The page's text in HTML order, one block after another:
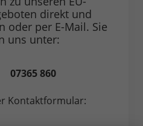
direkt und
oder per E-Mail. Sie
uns unter:
07365 860
Kontaktformular: